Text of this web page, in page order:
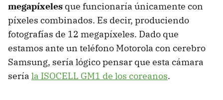
megapíxeles que funcionaría únicamente con
píxeles combinados. Es decir, produciendo
fotografías de 12 megapíxeles. Dado que
estamos ante un teléfono Motorola con cerebro
Samsung, sería lógico pensar que esta cámara
sería la ISOCELL GM1 de los coreanos.